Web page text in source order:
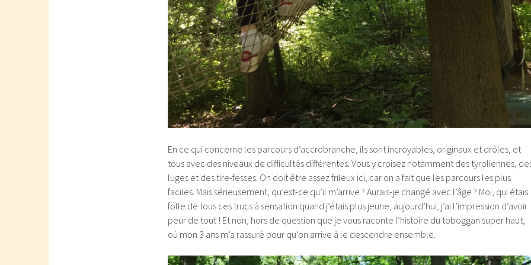
En ce qui concerne les parcours d’accrobranche, ils sont incroyables, originaux et drôles, et
tous avec des niveaux de difficultés différentes. Vous y croisez notamment des tyroliennes,
luges et des tire-fesses. On doit être assez frileux ici, car on a fait que les parcours les plus
faciles. Mais sérieusement, qu’est-ce qu’il m’arrive ? Aurais-je changé avec l’âge ? Moi, qui étais
folle de tous ces trucs à sensation quand j’étais plus jeune, aujourd’hui, j’ai l’impression d’avoir
peur de tout ! Et non, hors de question que je vous raconte l’histoire du toboggan super haut,
où mon 3 ans m’a rassuré pour qu’on arrive à le descendre ensemble.